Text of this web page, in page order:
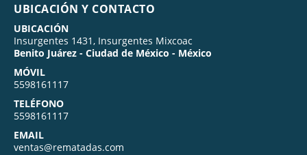
UBICACIÓN Y CONTACTO
UBICACIÓN
Insurgentes 1431, Insurgentes Mixcoac
Benito Juárez - Ciudad de México - México
MÓVIL
5598161117
TELÉFONO
5598161117
EMAIL
ventas@rematadas.com